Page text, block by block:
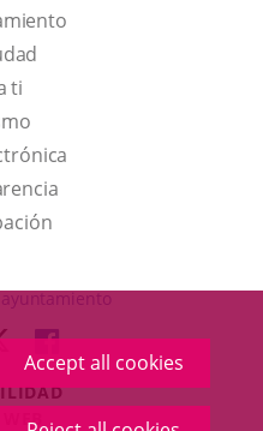
Accept all cookies
ti
This
link
will
open
a
up
window.
LINK
TO
EXTERNAL
LINK
TO
EXTERNAL